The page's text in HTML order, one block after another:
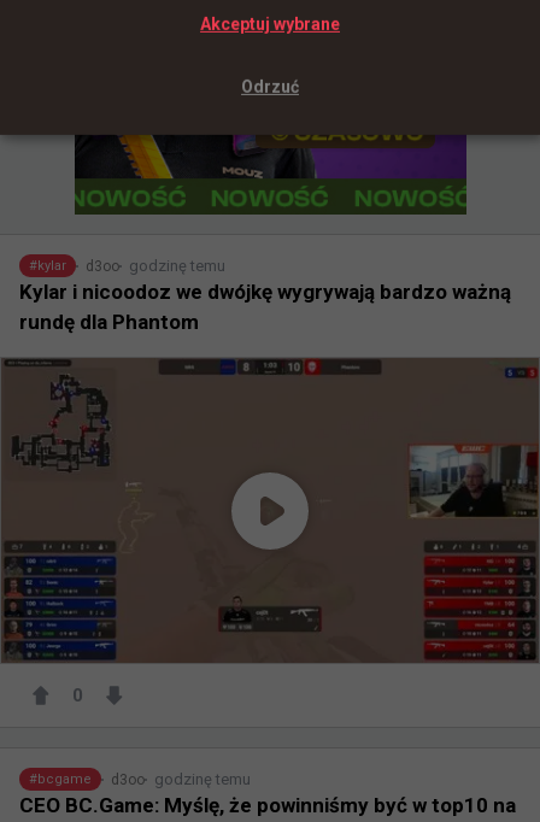
#kylar d3oo godzinę temu
Kylar i nicoodoz we dwójkę wygrywają bardzo ważną
rundę dla Phantom
0
#bcgame d3oo godzinę temu
CEO BC.Game: Myślę, że powinniśmy być w top10 na
Odrzuć
Akceptuj wybrane